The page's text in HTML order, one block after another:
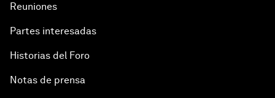
Reuniones
Partes interesadas
Historias del Foro
Notas de prensa